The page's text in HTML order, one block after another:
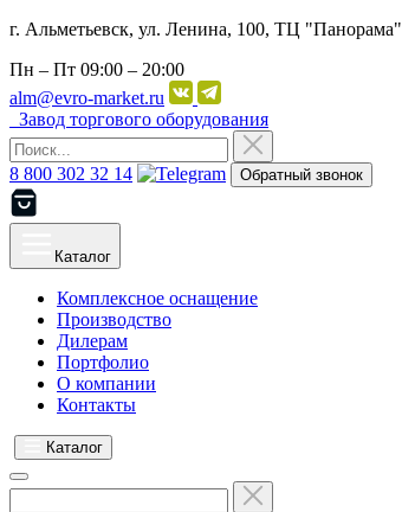
г. Альметьевск, ул. Ленина, 100, ТЦ "Панорама"
Пн – Пт 09:00 – 20:00
alm@evro-market.ru
Завод торгового оборудования
8 800 302 32 14 Обратный звонок
Каталог
Комплексное оснащение
Производство
Дилерам
Портфолио
О компании
Контакты
Каталог